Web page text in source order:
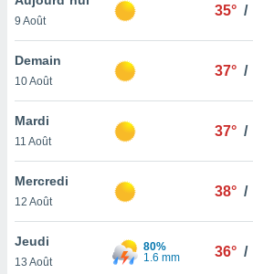
et
»,
au
vous
qu'ils
ou
le
9 Août
35° /
Demain
10 Août
37° /
Mardi
11 Août
37° /
Mercredi
12 Août
38° /
Jeudi
13 Août
80%
1.6 mm
36° /